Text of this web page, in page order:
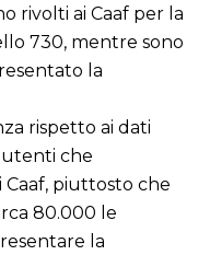
rivolti ai Caaf per la
730, mentre sono
la
rispetto ai dati
utenti che
Caaf, piuttosto che
80.000 le
la